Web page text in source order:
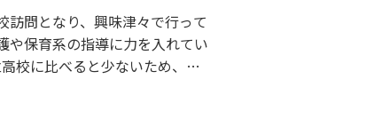
訪問となり、興味津々で行って
や保育系の指導に力を入れてい
校に比べると少ないため、こ